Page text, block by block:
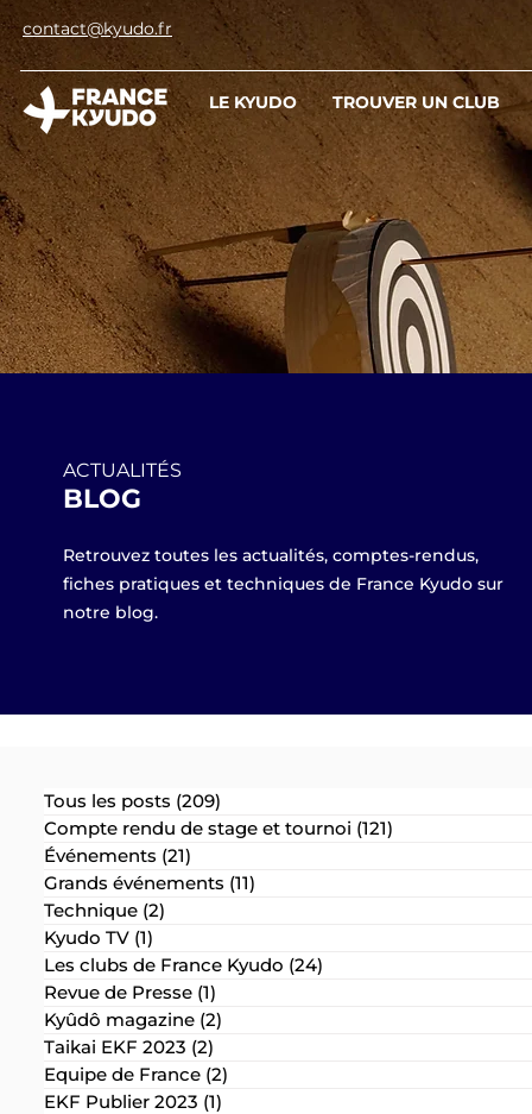
contact@kyudo.fr
LE KYUDO TROUVER UN CLUB
ACTUALITÉS
BLOG
Retrouvez toutes les actualités, comptes-rendus,
fiches pratiques et techniques de France Kyudo sur
notre blog.
Tous les posts (209)
Compte rendu de stage et tournoi (121)
Événements (21)
Grands événements (11)
Technique (2)
Kyudo TV (1)
Les clubs de France Kyudo (24)
Revue de Presse (1)
Kyûdô magazine (2)
Taikai EKF 2023 (2)
Equipe de France (2)
EKF Publier 2023 (1)